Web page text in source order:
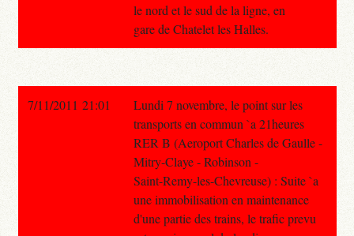
le nord et le sud de la ligne, en
gare de Chatelet les Halles.
7/11/2011 21:01
Lundi 7 novembre, le point sur les
transports en commun `a 21heures
RER B (Aeroport Charles de Gaulle -
Mitry-Claye - Robinson -
Saint-Remy-les-Chevreuse) : Suite `a
une immobilisation en maintenance
d'une partie des trains, le trafic prevu